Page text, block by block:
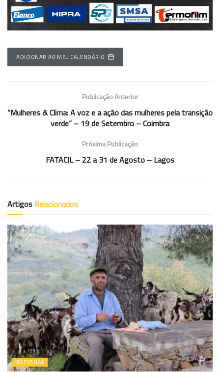
ADICIONAR AO MEU CALENDÁRIO
Publicação Anterior
“Mulheres & Clima: A voz e a ação das mulheres pela transição
verde” – 19 de Setembro – Coimbra
Próxima Publicação
FATACIL – 22 a 31 de Agosto – Lagos
Artigos Relacionados
NACIONAL